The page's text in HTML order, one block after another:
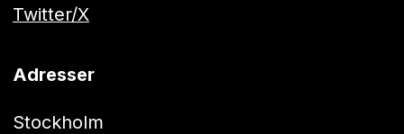
Twitter/X
Adresser
Stockholm